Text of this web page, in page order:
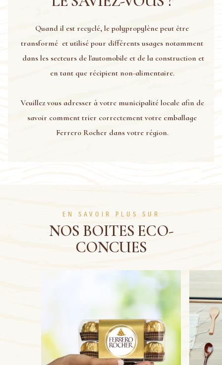
Quand il est recyclé, le polypropylène peut être
transformé et utilisé pour différents usages notamment
dans les secteurs de l'automobile et de la construction et
en tant que récipient non-alimentaire.
Veuillez vous adresser à votre municipalité locale afin de
savoir comment trier correctement votre emballage
Ferrero Rocher dans votre région.
EN SAVOIR PLUS SUR
NOS BOITES ECO-
CONCUES